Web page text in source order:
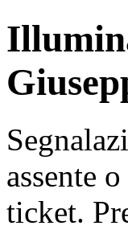
assente
ticket.